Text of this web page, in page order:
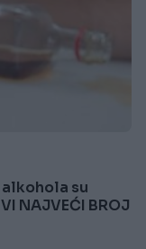
alkohola su
NAJVEĆI BROJ